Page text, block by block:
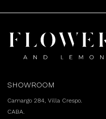
SHOWROOM
Camargo 284, Villa Crespo.
CABA.